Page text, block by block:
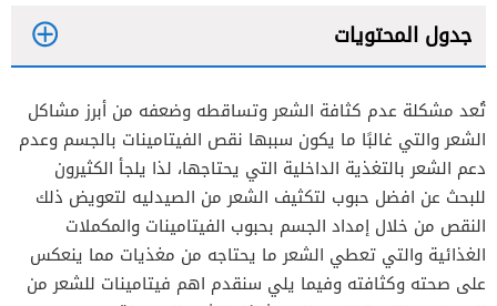
جدول المحتويات
حبوب برايورين
حبوب هير سكين آند نيلز
أقراص فيفيسكال
كبسولات فيتوفينير
حبوب الكولاجين
تُعد مشكلة عدم كثافة الشعر وتساقطه وضعفه من أبرز مشاكل
الشعر والتي غالبًا ما يكون سببها نقص الفيتامينات بالجسم وعدم
دعم الشعر بالتغذية الداخلية التي يحتاجها، لذا يلجأ الكثيرون
للبحث عن افضل حبوب لتكثيف الشعر من الصيدليه لتعويض ذلك
النقص من خلال إمداد الجسم بحبوب الفيتامينات والمكملات
الغذائية والتي تعطي الشعر ما يحتاجه من مغذيات مما ينعكس
على صحته وكثافته وفيما يلي سنقدم اهم فيتامينات للشعر من